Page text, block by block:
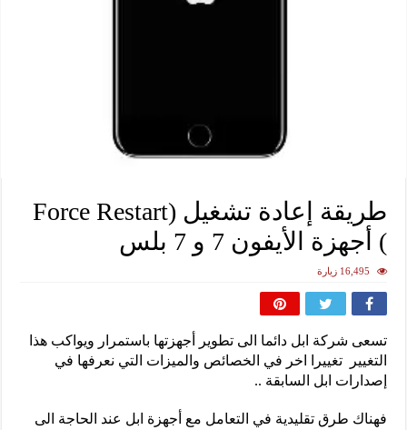
طريقة إعادة تشغيل (Force Restart
) أجهزة الأيفون 7 و 7 بلس
16,495 زيارة
تسعى شركة ابل دائما الى تطوير أجهزتها باستمرار ويواكب هذا
التغيير تغييرا اخر في الخصائص والميزات التي نعرفها في
إصدارات ابل السابقة ..
فهناك طرق تقليدية في التعامل مع أجهزة ابل عند الحاجة الى